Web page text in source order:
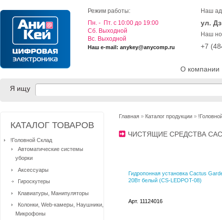
О компании
Режим работы:
Пн. - Пт. с 10:00 до 19:00
Cб. Выходной
Вс. Выходной
Наш e-mail: anykey@anycomp.ru
Наш
ул.
Наш
+7
Я ищу
Главная » Каталог продукции »
ЧИСТЯЩИЕ СРЕДСТВА
Гидропонная установка Cactus
20Вт белый (CS-LEDPOT-08)
Арт. 11124016
КАТАЛОГ ТОВАРОВ
!Головной Склад
Автоматические системы
уборки
Аксессуары
Гироскутеры
Клавиатуры, Манипуляторы
Колонки, Web-камеры, Наушники,
Микрофоны